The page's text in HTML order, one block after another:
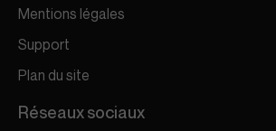
Mentions légales
Support
Plan du site
Réseaux sociaux